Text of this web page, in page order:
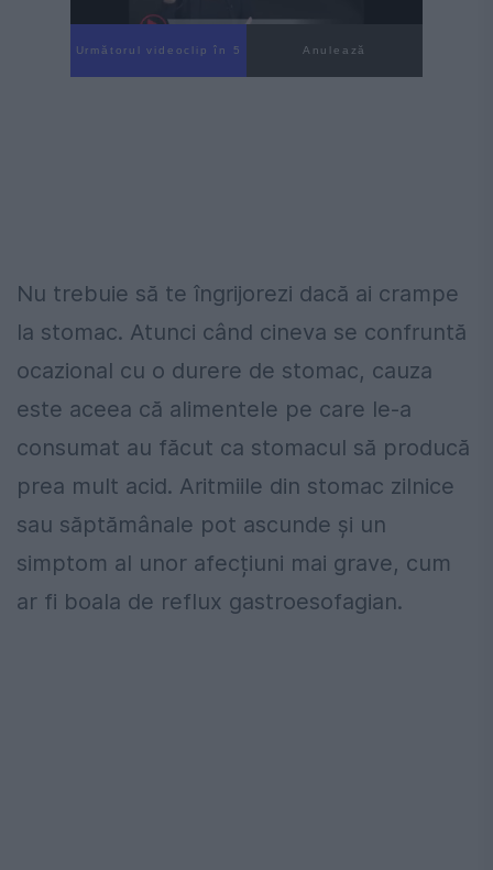
Următorul videoclip în 3 Anulează
Nu trebuie să te îngrijorezi dacă ai crampe
la stomac. Atunci când cineva se confruntă
ocazional cu o durere de stomac, cauza
este aceea că alimentele pe care le-a
consumat au făcut ca stomacul să producă
prea mult acid. Aritmiile din stomac zilnice
sau săptămânale pot ascunde și un
simptom al unor afecțiuni mai grave, cum
ar fi boala de reflux gastroesofagian.